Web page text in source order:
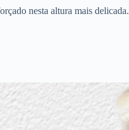
nesta altura mais delicada.